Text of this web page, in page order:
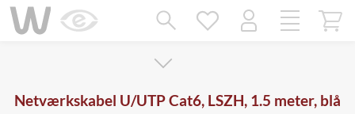
Netværkskabel U/UTP Cat6, LSZH, 1.5 meter, blå
Mangler chatten?
Ret samtykke!